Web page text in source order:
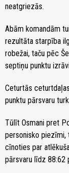
neatgriezās.
Abām komandām
rezultāta starpība
robežai, taču pēc
septiņu punktu
Ceturtās
punktu pārsvaru
Tūlīt Osmani pret
personisko piezīmi,
cīnoties par
pārsvaru līdz 88:62